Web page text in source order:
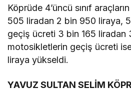
Köprüde 4’üncü sınıf
505 liradan 2 bin 950 liraya,
geçiş ücreti 3 bin 165 liradan
motosikletlerin geçiş ücreti
liraya yükseldi.
YAVUZ SULTAN SELİM